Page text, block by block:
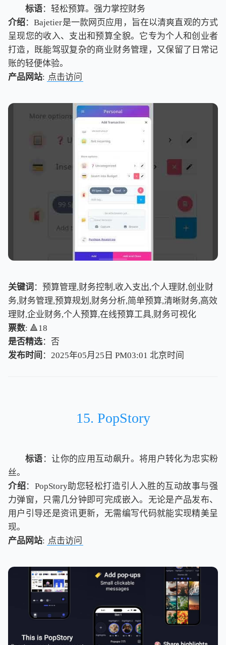
标语：轻松预算。强力掌控财务
介绍：Bajetier是一款网页应用，旨在以清爽直观的方式
呈现您的收入、支出和预算全貌。它专为个人和创业者
打造，既能驾驭复杂的商业财务管理，又保留了日常记
账的轻便体验。
产品网站: 点击访问
关键词 ：预算管理,财务控制,收入支出,个人理财,创业财
务,财务管理,预算规划,财务分析,简单预算,清晰财务,高效
理财,企业财务,个人预算,在线预算工具,财务可视化
票数: 🔺18
是否精选：否
发布时间 ：2025年05月25日 PM03:01 北京时间
北京时间
15. PopStory
标语 ：让你的应用互动飙升。将用户转化为忠实粉
丝。
介绍：PopStory助您轻松打造引人入胜的互动故事与强
力弹窗，只需几分钟即可完成嵌入。无论是产品发布、
用户引导还是资讯更新，无需编写代码就能实现精美呈
现。
产品网站: 点击访问